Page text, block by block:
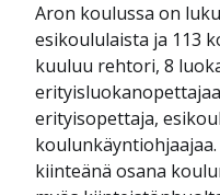
Aron koulussa on
esikoululaista ja 113
kuuluu rehtori, 8
erityisopettaja,
kiinteänä osana